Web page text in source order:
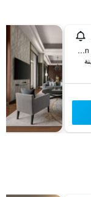
123-123/1 Charoen Prathet Road, شيانج ماي, تايلاند